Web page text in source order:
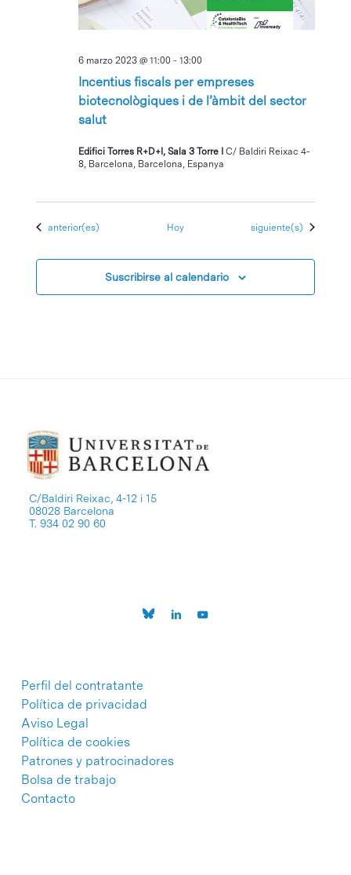
Incentius fiscals per empreses
biotecnològiques i de l’àmbit del sector
salut
6 marzo 2023 @ 11:00 -13:00
Edifici Torres R+D+I, Sala 3 Torre IC/ Baldiri Reixac 4-
8, Barcelona, Barcelona, Espanya
Eventos
anterior(es) Hoy Eventos
siguiente(s)
Suscribirse al calendario
C/Baldiri Reixac, 4-12 i 15
08028 Barcelona
T. 934 02 90 60
Perfil del contratante
Política de privacidad
Aviso Legal
Política de cookies
Patrones y patrocinadores
Bolsa de trabajo
Contacto